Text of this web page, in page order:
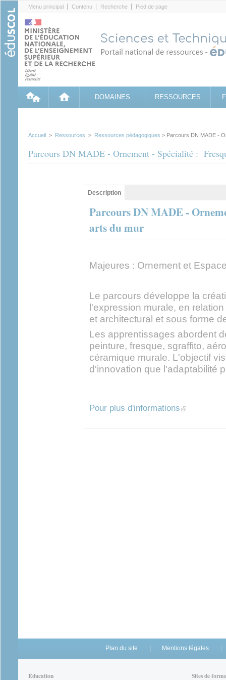
Menu principal Contenu Recherche Pied de page
DOMAINES RESSOURCES
Accueil > Ressources > Ressources pédagogiques > Parcours DN MADE -
Parcours DN MADE - Ornement - Spécialité :
Contenu principal
Description
actif)
Parcours DN MADE -
arts du mur
Majeures : Ornement et
Le parcours développe la
l'expression murale, en
et architectural et sous forme
Les apprentissages abordent
peinture, fresque, sgraffito,
céramique murale. L'objectif
d'innovation que l'adaptabilité
Pour plus d'informations (link is external)
Plan du site Mentions légales
Éducation Sites de